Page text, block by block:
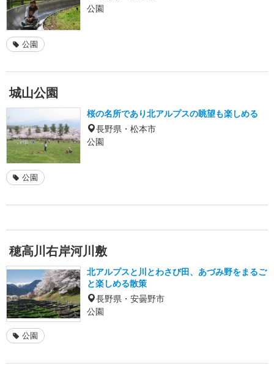
公園
公園
城山公園
桜の名所であり北アルプスの眺望も楽しめる
長野県・松本市
公園
公園
穂高川右岸河川敷
北アルプスと川とわさび田、あづみ野をまるご
と楽しめる散策
長野県・安曇野市
公園
公園